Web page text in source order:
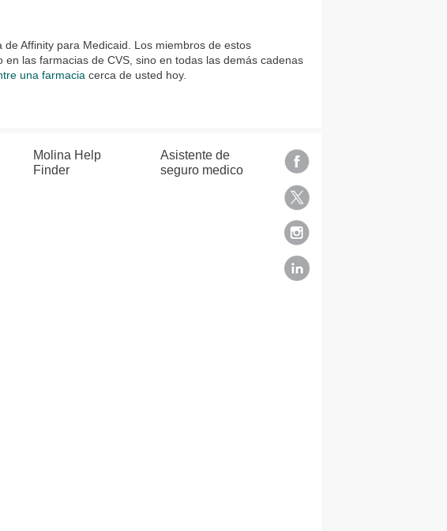
Affinity para Medicaid. Los miembros de estos
las farmacias de CVS, sino en todas las demás cadenas
una farmacia cerca de usted hoy.
Molina Help
Finder
Asistente de
seguro medico